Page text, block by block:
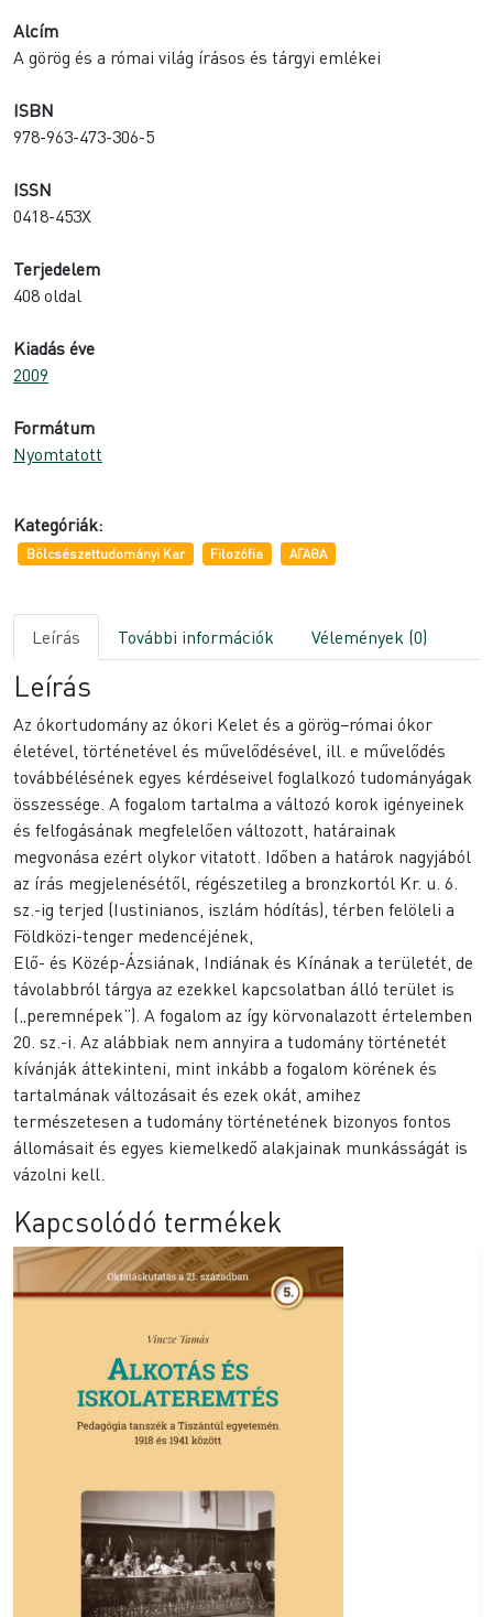
Alcím
A görög és a római világ írásos és tárgyi emlékei
ISBN
978-963-473-306-5
ISSN
0418-453X
Terjedelem
408 oldal
Kiadás éve
2009
Formátum
Nyomtatott
Kategóriák:
Bölcsészettudományi Kar Filozófia ΑΓΑΘΑ
Leírás További információk Vélemények (0)
Leírás
Az ókortudomány az ókori Kelet és a görög−római ókor
életével, történetével és művelődésével, ill. e művelődés
továbbélésének egyes kérdéseivel foglalkozó tudományágak
összessége. A fogalom tartalma a változó korok igényeinek
és felfogásának megfelelően változott, határainak
megvonása ezért olykor vitatott. Időben a határok nagyjából
az írás megjelenésétől, régészetileg a bronzkortól Kr. u. 6.
sz.-ig terjed (Iustinianos, iszlám hódítás), térben felöleli a
Földközi-tenger medencéjének,
Elő- és Közép-Ázsiának, Indiának és Kínának a területét, de
távolabbról tárgya az ezekkel kapcsolatban álló terület is
(„peremnépek”). A fogalom az így körvonalazott értelemben
20. sz.-i. Az alábbiak nem annyira a tudomány történetét
kívánják áttekinteni, mint inkább a fogalom körének és
tartalmának változásait és ezek okát, amihez
természetesen a tudomány történetének bizonyos fontos
állomásait és egyes kiemelkedő alakjainak munkásságát is
vázolni kell.
Kapcsolódó termékek